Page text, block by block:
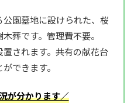
園墓地に設けられた、桜
葬です。管理費不要。
されます。共有の献花台
できます。
が分かります／